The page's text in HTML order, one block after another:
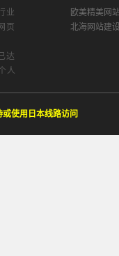
业
页
达
人
欧美精美网
北海网站建
使用日本线路访问